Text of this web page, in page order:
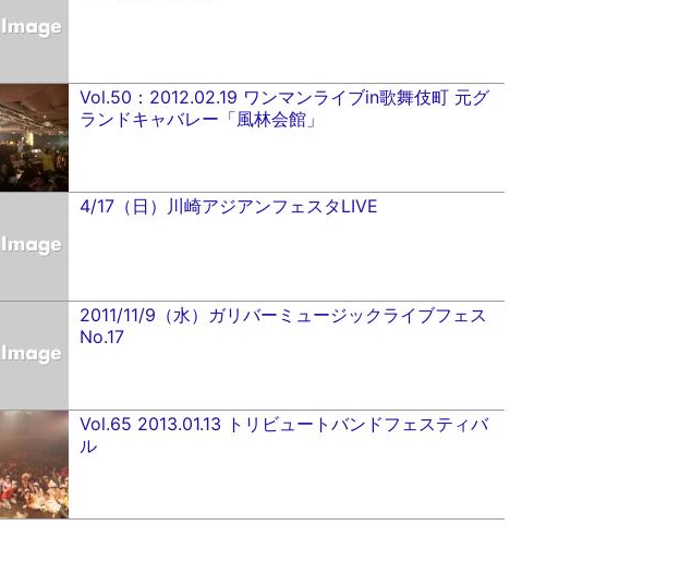
Vol.50：2012.02.19 ワンマンライブin歌舞伎町 元グ
ランドキャバレー「風林会館」
4/17（日）川崎アジアンフェスタLIVE
2011/11/9（水）ガリバーミュージックライブフェス
No.17
Vol.65 2013.01.13 トリビュートバンドフェスティバ
ル